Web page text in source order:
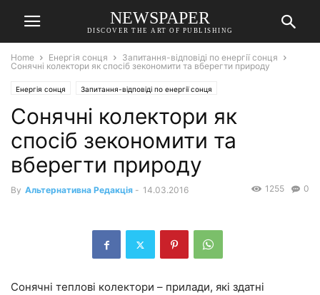
NEWSPAPER
DISCOVER THE ART OF PUBLISHING
Home Енергія сонця
Запитання-відповіді по енергії сонця
Сонячні колектори як спосіб зекономити та вберегти природу
Енергія сонця Запитання-відповіді по енергії сонця
Сонячні колектори як
спосіб зекономити та
вберегти природу
By Альтернативна Редакція - 14.03.2016 0
1255
Сонячні теплові колектори – прилади, які здатні